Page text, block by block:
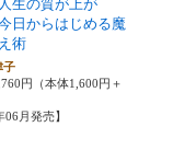
生の質が上が
日からはじめる魔
術
子
円（本体1,600円＋
06月発売】